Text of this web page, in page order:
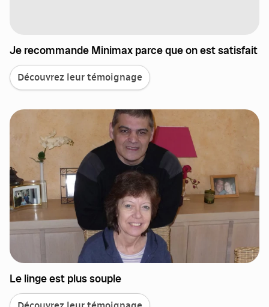
Je recommande Minimax parce que on est satisfait
Découvrez leur témoignage
Le linge est plus souple